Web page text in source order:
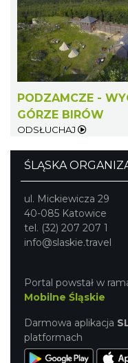
III Zlot Klasyków
Rabsztynie
Rabsztyn
15.20 km
Gminne Dożynki
15.66 km
PODZAMCZE -
GÓRZE BIRÓW
ODSŁUCHAJ
ŚLĄSKA
ul. Mickiewicza 29
40-085 Katowice
tel. (32) 207 207 1
info@slaskie.travel
Portal powstał w
Mobilne Śląskie
Darmowa aplikacja
platformach